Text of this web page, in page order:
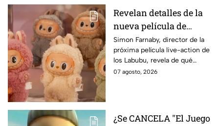
Revelan detalles de la
nueva película de
Labubu: de qué tratará
y cuándo se estrena
Simon Farnaby, director de la
próxima película live-action de
los Labubu, revela de qué
tratará la cinta. Aquí te
07 agosto, 2026
¿Se CANCELA "El Juego